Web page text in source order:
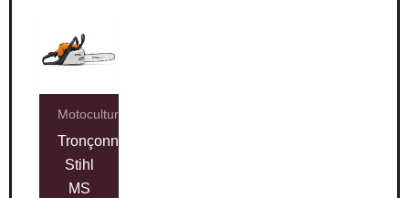
Motoculture
Tronçonneuse
Stihl
MS